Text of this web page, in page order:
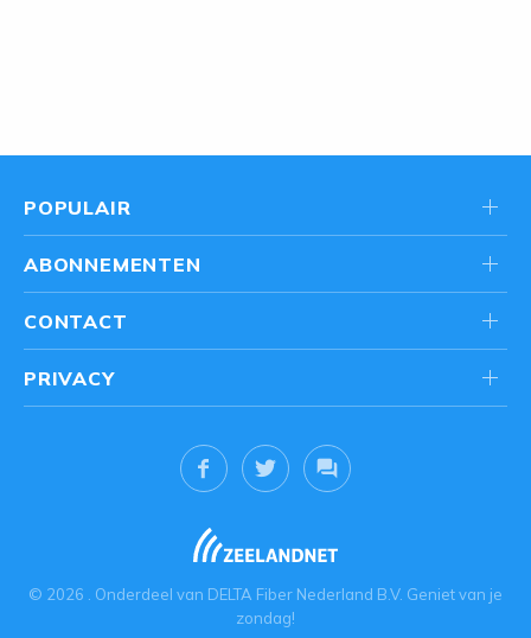
POPULAIR
ABONNEMENTEN
CONTACT
© 2026 . Onderdeel van DELTA Fiber Nederland B.V. Geniet van je
zondag!
PRIVACY